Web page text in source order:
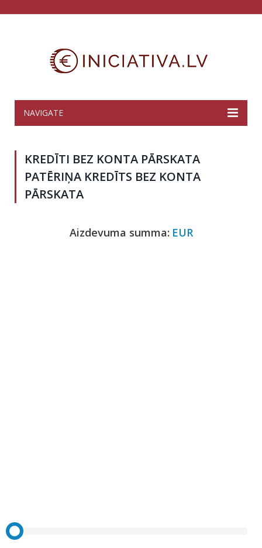
NAVIGATE
KREDĪTI BEZ KONTA PĀRSKATA
PATĒRIŅA KREDĪTS BEZ KONTA
PĀRSKATA
Aizdevuma summa: EUR